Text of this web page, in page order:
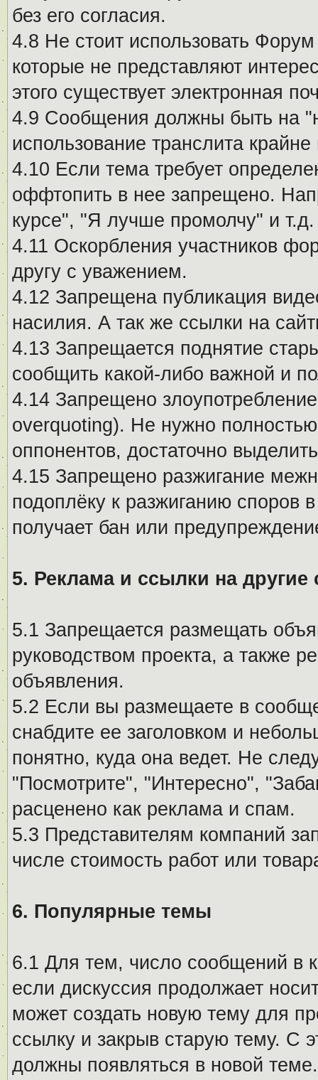
без его согласия.
4.8 Не стоит использовать
которые не представляют
этого существует электронная
4.9 Сообщения должны быть на
использование транслита
4.10 Если тема требует
оффтопить в нее запрещено.
курсе", "Я лучше промолчу" и
4.11 Оскорбления участников
другу с уважением.
4.12 Запрещена публикация
насилия. А так же ссылки на
4.13 Запрещается поднятие
сообщить какой-либо важной и
4.14 Запрещено
overquoting). Не нужно
оппонентов, достаточно
4.15 Запрещено разжигание
подоплёку к разжиганию споров
получает бан или
5. Реклама и ссылки на другие
5.1 Запрещается размещать
руководством проекта, а также
объявления.
5.2 Если вы размещаете в
снабдите ее заголовком и
понятно, куда она ведет. Не
"Посмотрите", "Интересно",
расценено как реклама и спам.
5.3 Представителям компаний
числе стоимость работ или
6. Популярные темы
6.1 Для тем, число сообщений в
если дискуссия продолжает
может создать новую тему для
ссылку и закрыв старую тему. С
должны появляться в новой теме.